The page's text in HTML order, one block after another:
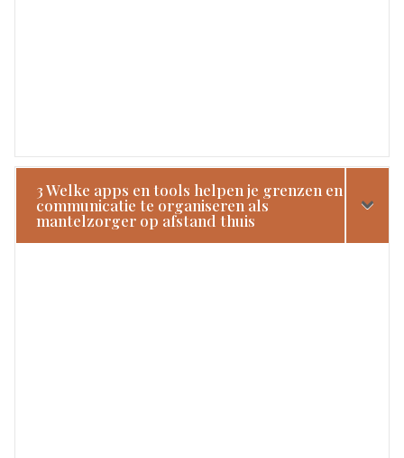
3 Welke apps en tools helpen je grenzen en
communicatie te organiseren als
mantelzorger op afstand thuis